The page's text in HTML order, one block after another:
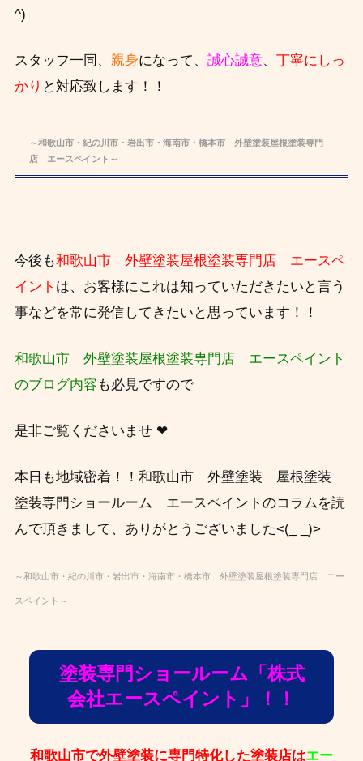
^)
スタッフ一同、 親身になって、 誠心誠意、 丁寧にしっ
かり と対応致します！！
～和歌山市・紀の川市・岩出市・海南市・橋本市 外壁塗装屋根塗装専門
店 エースペイント～
今後も和歌山市 外壁塗装屋根塗装専門店 エースペ
イント は、お客様にこれは知っていただきたいと言う
事などを常に発信してきたいと思っています！！
和歌山市 外壁塗装屋根塗装専門店 エースペイント
のブログ内容 も必見ですので
是非ご覧くださいませ ❤
本日も地域密着！！和歌山市 外壁塗装 屋根塗装
塗装専門ショールーム エースペイントのコラムを読
んで頂きまして、ありがとうございました<(_ _)>
～和歌山市・紀の川市・岩出市・海南市・橋本市 外壁塗装屋根塗装専門店 エー
スペイント～
塗装専門ショールーム「株式
会社エースペイント」！！
和歌山市で外壁塗装に専門特化した塗装店はエー